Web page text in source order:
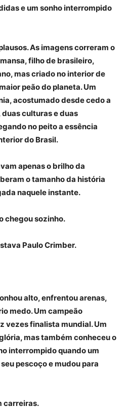
e um sonho interrompido
As imagens correram o
filho de brasileiro,
mas criado no interior de
peão do planeta. Um
acostumado desde cedo a
culturas e duas
no peito a essência
do Brasil.
apenas o brilho da
o tamanho da história
naquele instante.
chegou sozinho.
Paulo Crimber.
alto, enfrentou arenas,
medo. Um campeão
vezes finalista mundial. Um
mas também conheceu o
interrompido quando um
pescoço e mudou para
carreiras.